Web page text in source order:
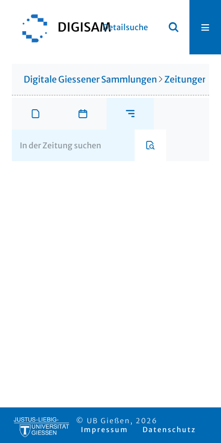
Detailsuche
Digitale Giessener Sammlungen Zeitungen
© UB Gießen, 2026
Impressum
Datenschutz